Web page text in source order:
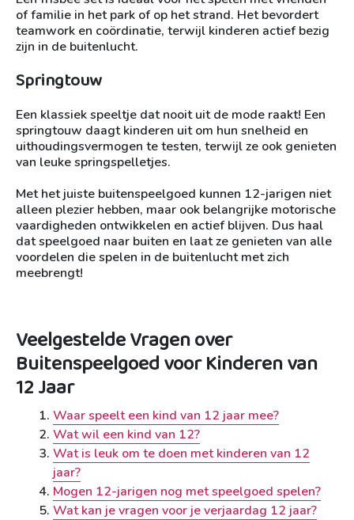
of familie in het park of op het strand. Het bevordert
teamwork en coördinatie, terwijl kinderen actief bezig
zijn in de buitenlucht.
Springtouw
Een klassiek speeltje dat nooit uit de mode raakt! Een
springtouw daagt kinderen uit om hun snelheid en
uithoudingsvermogen te testen, terwijl ze ook genieten
van leuke springspelletjes.
Met het juiste buitenspeelgoed kunnen 12-jarigen niet
alleen plezier hebben, maar ook belangrijke motorische
vaardigheden ontwikkelen en actief blijven. Dus haal
dat speelgoed naar buiten en laat ze genieten van alle
voordelen die spelen in de buitenlucht met zich
meebrengt!
Veelgestelde Vragen over
Buitenspeelgoed voor Kinderen van
12 Jaar
Waar speelt een kind van 12 jaar mee?
Wat wil een kind van 12?
Wat is leuk om te doen met kinderen van 12
jaar?
Mogen 12-jarigen nog met speelgoed spelen?
Wat kan je vragen voor je verjaardag 12 jaar?